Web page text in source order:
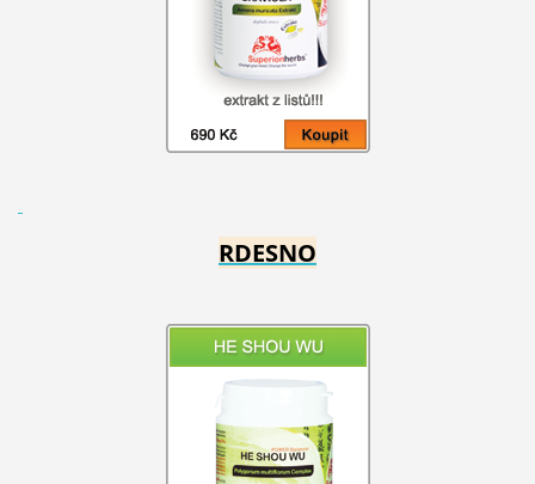
RDESNO